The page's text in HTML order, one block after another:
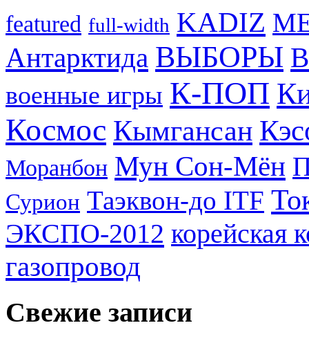
featured full-width KADIZ
Антарктида ВЫБОРЫ
военные игры К-ПОП
Космос Кымгансан
Моранбон Мун Сон-Мён
Сурион Таэквон-до ITF
ЭКСПО-2012 корейская
газопровод
Свежие записи